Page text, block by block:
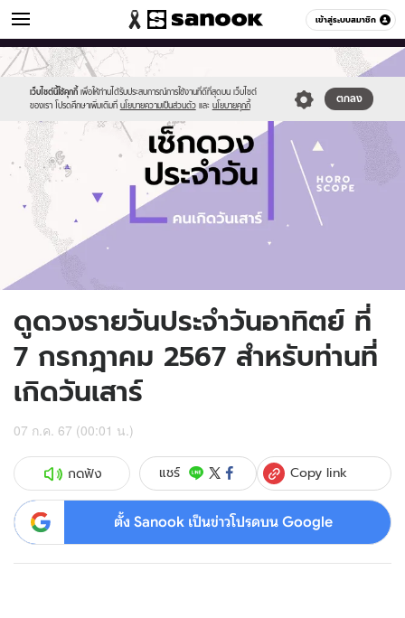
เข้าสู่ระบบสมาชิก
ดูดวง หมวดอื่นๆ
เว็บไซต์นี้ใช้คุกกี้ เพื่อให้ท่านได้รับประสบการณ์การใช้งานที่ดีที่สุดบน เว็บไซต์
ของเรา โปรดศึกษาเพิ่มเติมที่ นโยบายความเป็นส่วนตัว และ นโยบายคุกกี้
ตกลง
Sanook
//s.isanook.com/sr/0/images/logo-
new-
sanook.png
600
60
//s.isanook.com/ho/0/ud/fxd/day/daily-
horoscope-
saturday.jpg
ดูดวงรายวันประจำวันอาทิตย์ ที่
7 กรกฎาคม 2567 สำหรับท่านที่
เกิดวันเสาร์
07 ก.ค. 67 (00:01 น.)
กดฟัง แชร์ Copy link
ตั้ง Sanook เป็นข่าวโปรดบน Google